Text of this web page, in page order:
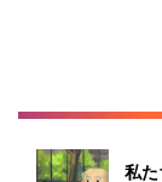
私